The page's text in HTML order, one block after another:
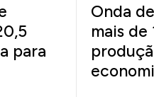
para
Onda
mais de